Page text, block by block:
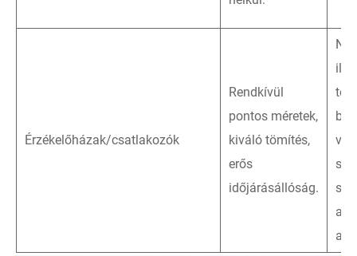
Érzékelőházak/csatlakozók
Rendkívül
pontos méretek,
kiváló tömítés,
erős
időjárásállóság.
az